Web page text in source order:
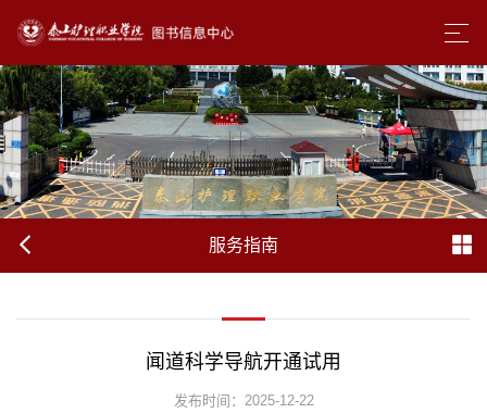
服务指南
闻道科学导航开通试用
发布时间：2025-12-22